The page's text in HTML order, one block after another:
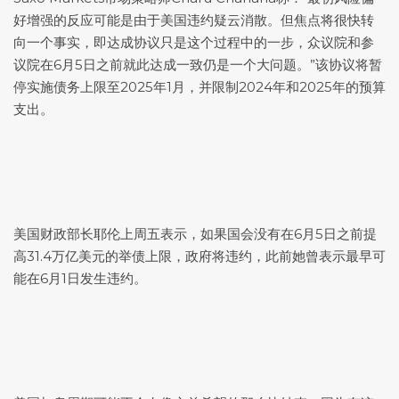
好增强的反应可能是由于美国违约疑云消散。但焦点将很快转
向一个事实，即达成协议只是这个过程中的一步，众议院和参
议院在6月5日之前就此达成一致仍是一个大问题。”该协议将暂
停实施债务上限至2025年1月，并限制2024年和2025年的预算
支出。
美国财政部长耶伦上周五表示，如果国会没有在6月5日之前提
高31.4万亿美元的举债上限，政府将违约，此前她曾表示最早可
能在6月1日发生违约。